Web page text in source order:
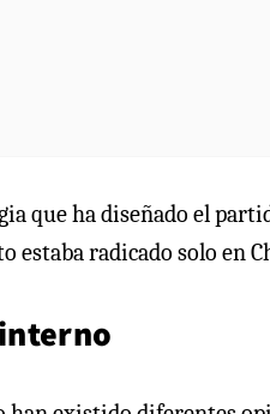
que ha diseñado el
estaba radicado solo en